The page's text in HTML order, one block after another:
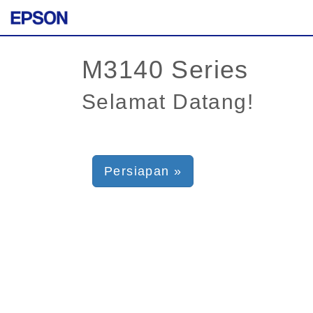
Selamat Datang!
Persiapan »